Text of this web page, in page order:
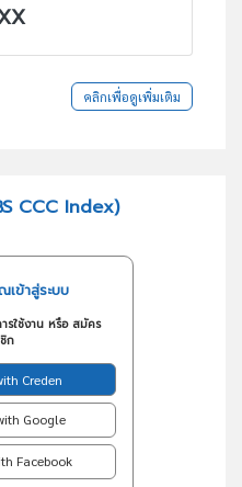
คลิกเพื่อดูเพิ่มเติม
CCC Index)
เข้าสู่ระบบ
รใช้งาน หรือ สมัคร
ก
Creden
Google
Facebook